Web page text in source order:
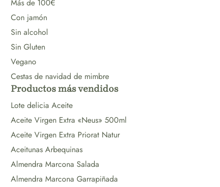
Más de 100€
Con jamón
Sin alcohol
Sin Gluten
Vegano
Cestas de navidad de mimbre
Productos más vendidos
Lote delicia Aceite
Aceite Virgen Extra «Neus» 500ml
Aceite Virgen Extra Priorat Natur
Aceitunas Arbequinas
Almendra Marcona Salada
Almendra Marcona Garrapiñada